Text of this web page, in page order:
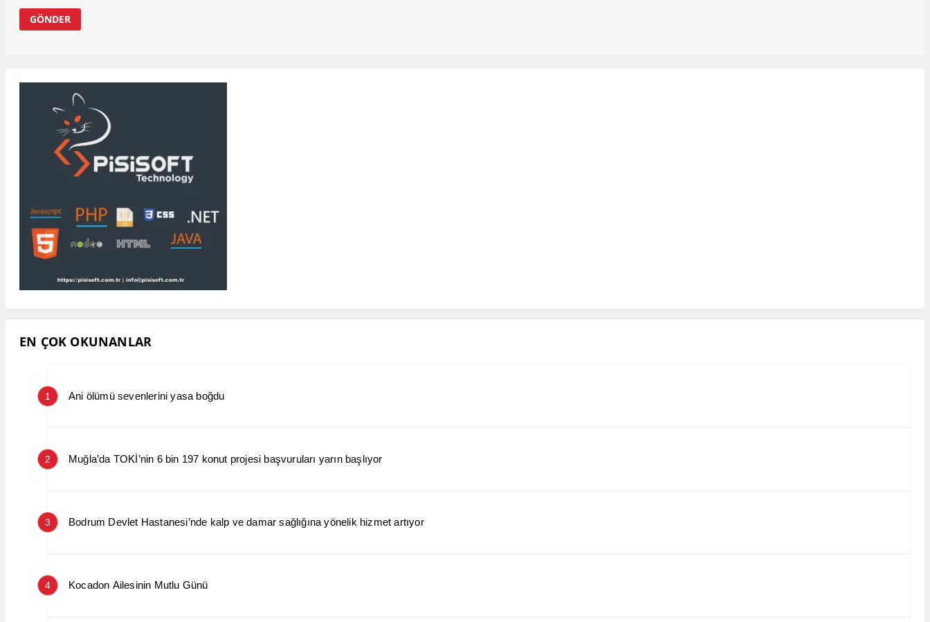
EN ÇOK OKUNANLAR
1 Ani ölümü sevenlerini yasa boğdu
2 Muğla’da TOKİ’nin 6 bin 197 konut projesi başvuruları yarın başlıyor
3 Bodrum Devlet Hastanesi’nde kalp ve damar sağlığına yönelik hizmet artıyor
4 Kocadon Ailesinin Mutlu Günü